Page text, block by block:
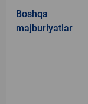
Boshqa
majburiyatlar